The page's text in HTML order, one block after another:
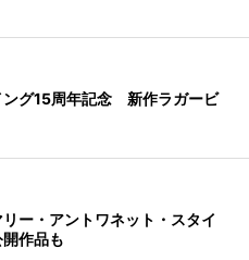
ング15周年記念 新作ラガービ
ー・アントワネット・スタイ
作品も